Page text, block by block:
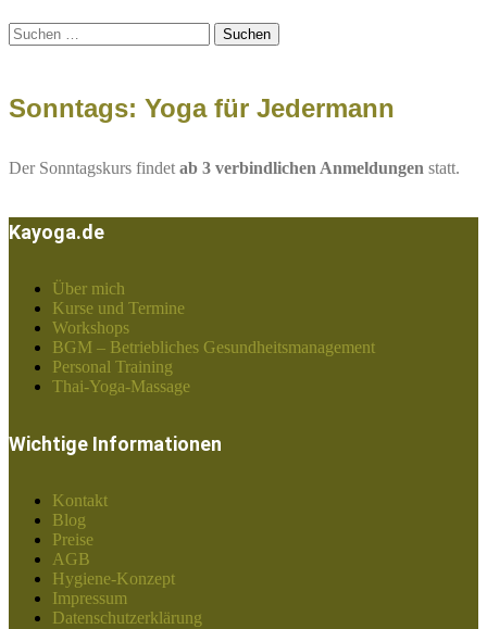
Suchen
nach:
Sonntags: Yoga für Jedermann
Der Sonntagskurs findet ab 3 verbindlichen Anmeldungen statt.
Kayoga.de
Über mich
Kurse und Termine
Workshops
BGM – Betriebliches Gesundheitsmanagement
Personal Training
Thai-Yoga-Massage
Wichtige Informationen
Kontakt
Blog
Preise
AGB
Hygiene-Konzept
Impressum
Datenschutzerklärung